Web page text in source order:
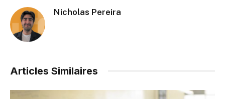
Nicholas Pereira
Articles Similaires